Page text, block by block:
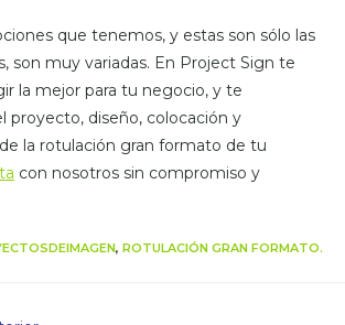
que tenemos, y estas son sólo las
son muy variadas. En Project Sign te
la mejor para tu negocio, y te
proyecto, diseño, colocación y
la rotulación gran formato de tu
con nosotros sin compromiso y
, ROTULACIÓN GRAN FORMATO.